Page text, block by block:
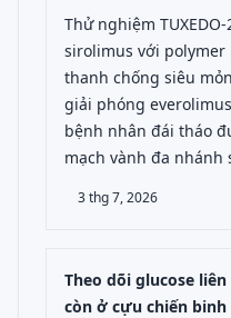
Thử nghiệm
sirolimus với polymer
thanh chống siêu
giải phóng
bệnh nhân đái tháo
mạch vành đa nhánh
3 thg 7, 2026
Theo dõi glucose
còn ở cựu chiến